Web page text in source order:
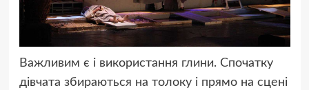
Важливим є і використання глини. Спочатку
дівчата збираються на толоку і прямо на сцені